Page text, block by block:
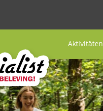
Aktivitäten